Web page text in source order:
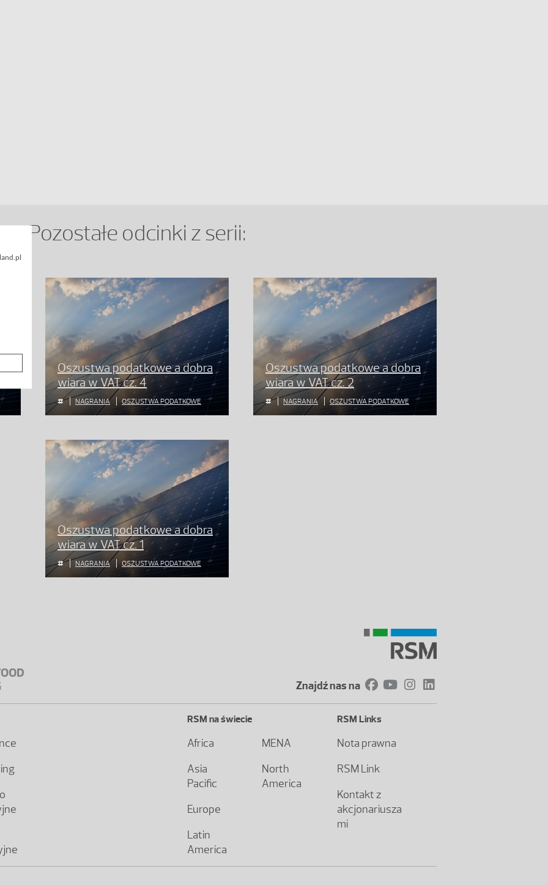
Pozostałe odcinki z serii:
Oszustwa podatkowe a dobra
wiara w VAT cz. 4
NAGRANIA OSZUSTWA PODATKOWE
Oszustwa podatkowe a dobra
wiara w VAT cz. 2
NAGRANIA OSZUSTWA PODATKOWE
Oszustwa podatkowe a dobra
wiara w VAT cz. 1
NAGRANIA OSZUSTWA PODATKOWE
Znajdź nas na
RSM na świecie
Africa
Asia
Pacific
Europe
Latin
America
MENA
North
America
RSM Links
Nota prawna
RSM Link
Kontakt z
akcjonariusza
mi